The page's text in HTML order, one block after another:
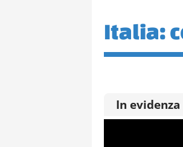
Italia:
In evidenza